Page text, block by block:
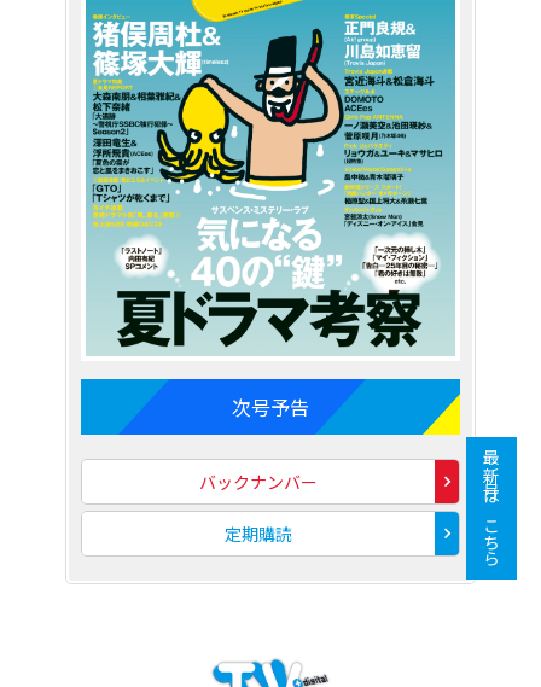
次号予告
バックナンバー
定期購読 最新号はこちら